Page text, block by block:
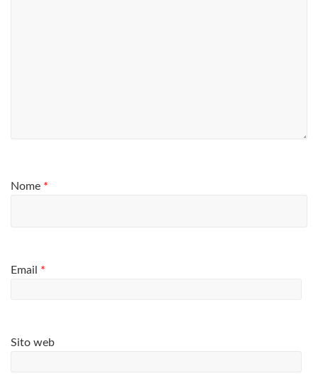
Nome *
Email *
Sito web